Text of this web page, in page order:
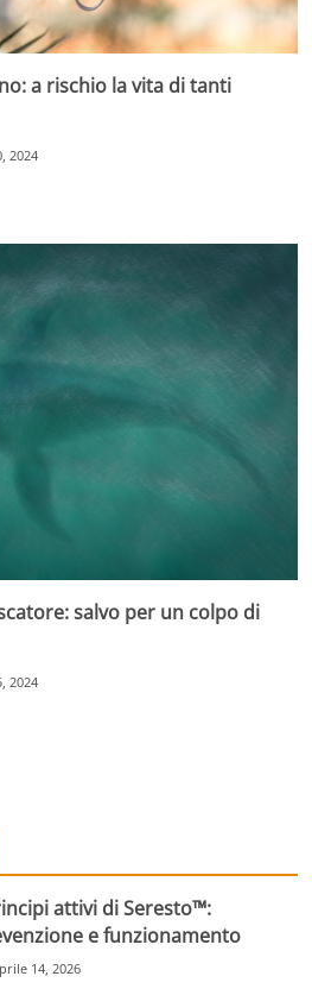
a rischio la vita di tanti
2024
salvo per un colpo di
2024
attivi di Seresto™:
e funzionamento
14, 2026